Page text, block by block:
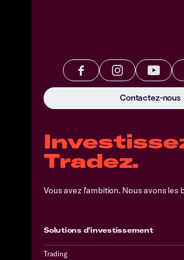
Tradez.
Vous avez l'ambition. Nous avons les
Solutions d'investissement
Trading